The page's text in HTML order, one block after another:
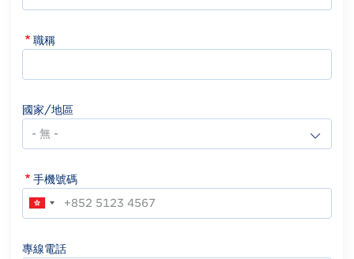
職稱
國家/地區
手機號碼
專線電話